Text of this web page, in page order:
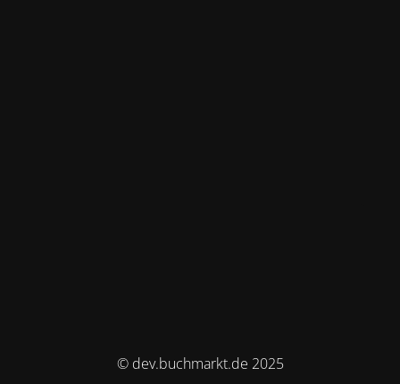
© dev.buchmarkt.de 2025